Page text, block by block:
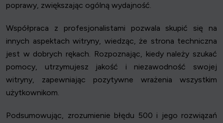
poprawy, zwiększając ogólną wydajność.
Współpraca z profesjonalistami pozwala skupić się na
innych aspektach witryny, wiedząc, że strona techniczna
jest w dobrych rękach. Rozpoznając, kiedy należy szukać
pomocy, utrzymujesz jakość i niezawodność swojej
witryny, zapewniając pozytywne wrażenia wszystkim
użytkownikom.
Podsumowując, zrozumienie błędu 500 i jego rozwiązań